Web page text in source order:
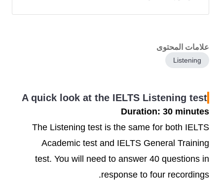
علامات المحتوى
Listening
A quick look at the IELTS Listening test
Duration: 30 minutes
The Listening test is the same for both IELTS
Academic test and IELTS General Training
test. You will need to answer 40 questions in
response to four recordings.